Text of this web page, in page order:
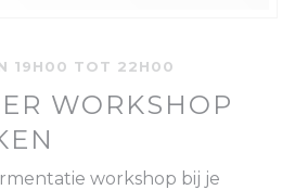
19H00 TOT 22H00
WORKSHOP
workshop bij je